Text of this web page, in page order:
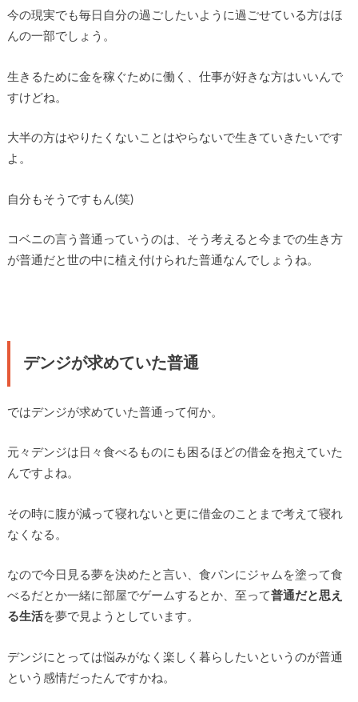
今の現実でも毎日自分の過ごしたいように過ごせている方はほ
んの一部でしょう。
生きるために金を稼ぐために働く、仕事が好きな方はいいんで
すけどね。
大半の方はやりたくないことはやらないで生きていきたいです
よ。
自分もそうですもん(笑)
コベニの言う普通っていうのは、そう考えると今までの生き方
が普通だと世の中に植え付けられた普通なんでしょうね。
デンジが求めていた普通
ではデンジが求めていた普通って何か。
元々デンジは日々食べるものにも困るほどの借金を抱えていた
んですよね。
その時に腹が減って寝れないと更に借金のことまで考えて寝れ
なくなる。
なので今日見る夢を決めたと言い、食パンにジャムを塗って食
べるだとか一緒に部屋でゲームするとか、至って普通だと思え
る生活を夢で見ようとしています。
デンジにとっては悩みがなく楽しく暮らしたいというのが普通
という感情だったんですかね。